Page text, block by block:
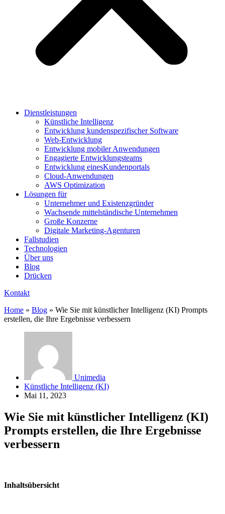
Dienstleistungen
Künstliche Intelligenz
Entwicklung kundenspezifischer Software
Web-Entwicklung
Entwicklung mobiler Anwendungen
Engagierte Entwicklungsteams
Entwicklung einesKundenportals
Cloud-Anwendungen
AWS Optimization
Lösungen für
Unternehmer und Existenzgründer
Wachsende mittelständische Unternehmen
Große Konzerne
Digitale Marketing-Agenturen
Fallstudien
Technologien
Über uns
Blog
Drücken
Kontakt
Home » Blog » Wie Sie mit künstlicher Intelligenz (KI) Prompts
erstellen, die Ihre Ergebnisse verbessern
Unimedia
Künstliche Intelligenz (KI)
Mai 11, 2023
Wie Sie mit künstlicher Intelligenz (KI)
Prompts erstellen, die Ihre Ergebnisse
verbessern
Inhaltsübersicht